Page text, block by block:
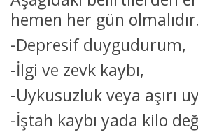
hemen her gün
-Depresif duygudurum,
-İlgi ve zevk kaybı,
-Uykusuzluk veya aşırı
-İştah kaybı yada kilo